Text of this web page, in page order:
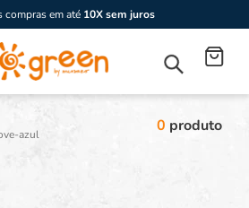
compras em até 10X sem juros
azul 0 produto